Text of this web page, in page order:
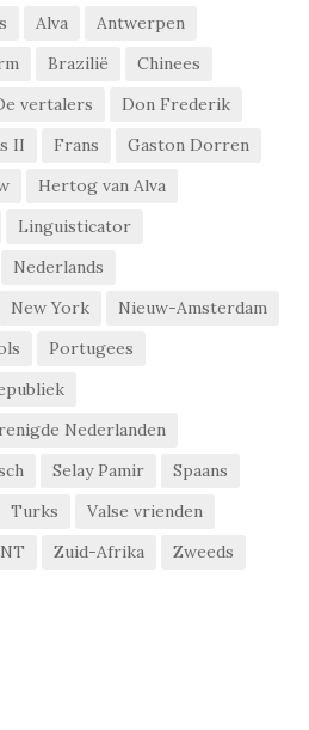
Alva
Antwerpen
Brazilië
Chinees
vertalers
Don Frederik
II Frans
Gaston Dorren
Hertog van Alva
Linguisticator
Nederlands
New York
Nieuw-Amsterdam
Portugees
Nederlanden
Selay Pamir
Spaans
Turks
Valse vrienden
Zuid-Afrika Zweeds